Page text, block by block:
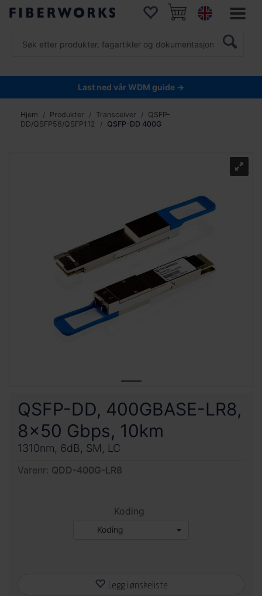
Last ned vår WDM guide →
Hjem Produkter Transceiver
QSFP-
DD/QSFP56/QSFP112
QSFP-DD 400G
QSFP-DD, 400GBASE-LR8,
8x50 Gbps, 10km
1310nm, 6dB, SM, LC
Varenr: QDD-400G-LR8
Koding
Koding
Legg i ønskeliste